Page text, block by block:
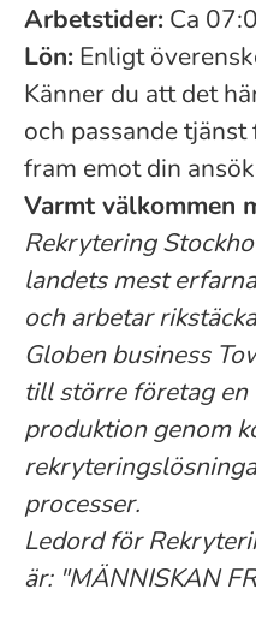
Arbetstider: Ca
Lön: Enligt
Känner du att det
och passande
fram emot din
Varmt välkommen
Rekrytering
landets mest
och arbetar
Globen business
till större företag en
produktion genom
processer.
Ledord för
är: "MÄNNISKAN